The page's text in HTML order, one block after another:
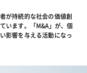
が持続的な社会の価値創
います。「M&A」が、個
影響を与える活動になっ